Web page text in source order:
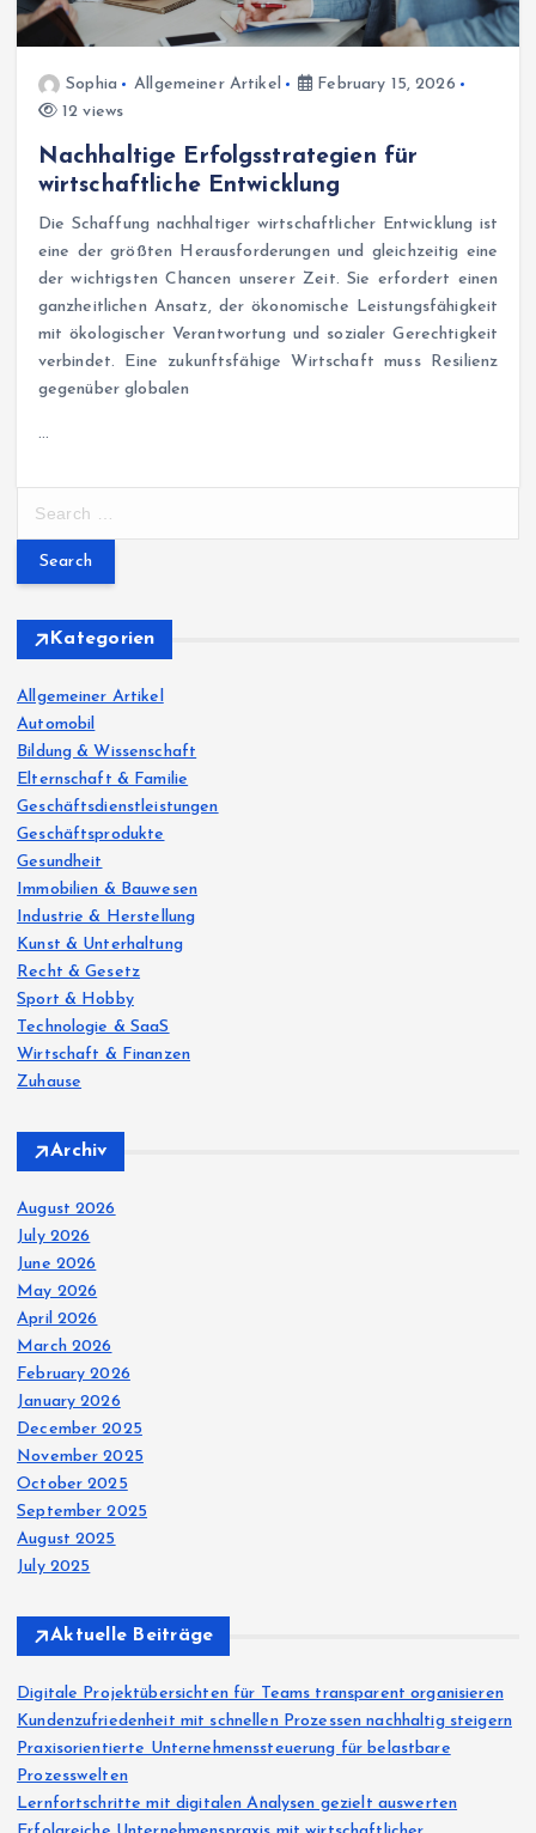
Sophia Allgemeiner Artikel
February 15, 2026
12 views
Nachhaltige Erfolgsstrategien für
wirtschaftliche Entwicklung
Die Schaffung nachhaltiger wirtschaftlicher Entwicklung ist
eine der größten Herausforderungen und gleichzeitig eine
der wichtigsten Chancen unserer Zeit. Sie erfordert einen
ganzheitlichen Ansatz, der ökonomische Leistungsfähigkeit
mit ökologischer Verantwortung und sozialer Gerechtigkeit
verbindet. Eine zukunftsfähige Wirtschaft muss Resilienz
gegenüber globalen
…
r
f
o
r
:
Kategorien
Allgemeiner Artikel
Automobil
Bildung & Wissenschaft
Elternschaft & Familie
Geschäftsdienstleistungen
Geschäftsprodukte
Gesundheit
Immobilien & Bauwesen
Industrie & Herstellung
Kunst & Unterhaltung
Recht & Gesetz
Sport & Hobby
Technologie & SaaS
Wirtschaft & Finanzen
Zuhause
Archiv
August 2026
July 2026
June 2026
May 2026
April 2026
March 2026
February 2026
January 2026
December 2025
November 2025
October 2025
September 2025
August 2025
July 2025
Aktuelle Beiträge
Digitale Projektübersichten für Teams transparent organisieren
Kundenzufriedenheit mit schnellen Prozessen nachhaltig steigern
Praxisorientierte Unternehmenssteuerung für belastbare
Prozesswelten
Lernfortschritte mit digitalen Analysen gezielt auswerten